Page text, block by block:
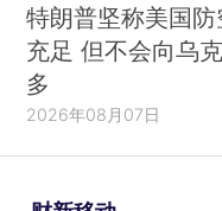
特朗普坚称美国
充足 但不会向乌
多
2026年08月07日